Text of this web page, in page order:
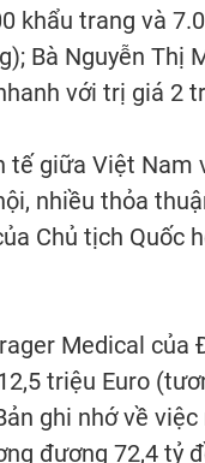
khẩu trang và
Bà Nguyễn Thị
với trị giá 2
giữa Việt Nam
nhiều thỏa
Chủ tịch Quốc
Medical
triệu Euro
ghi nhớ về
đương 72,4 tỷ